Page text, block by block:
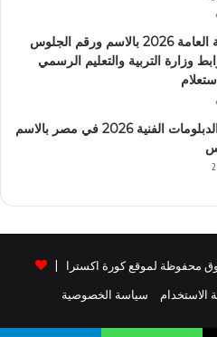
نتيجة الثانوية العامة 2026 بالاسم ورقم الجلوس
وزارة التربية والتعليم الرسمي
رابط نتيجة الدبلومات الفنية 2026 في مصر بالاسم
الاستخدام سياسة الخصوصية